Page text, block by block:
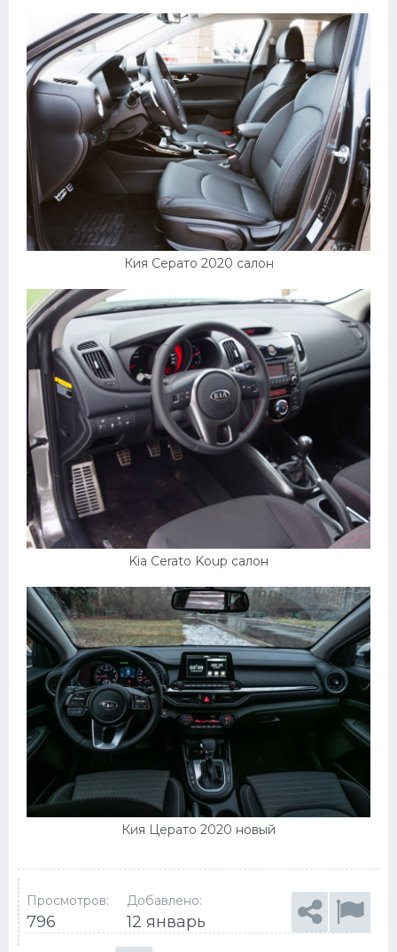
Кия Серато 2020 салон
Kia Cerato Koup салон
Кия Церато 2020 новый
Просмотров:
796
Добавлено:
12 январь